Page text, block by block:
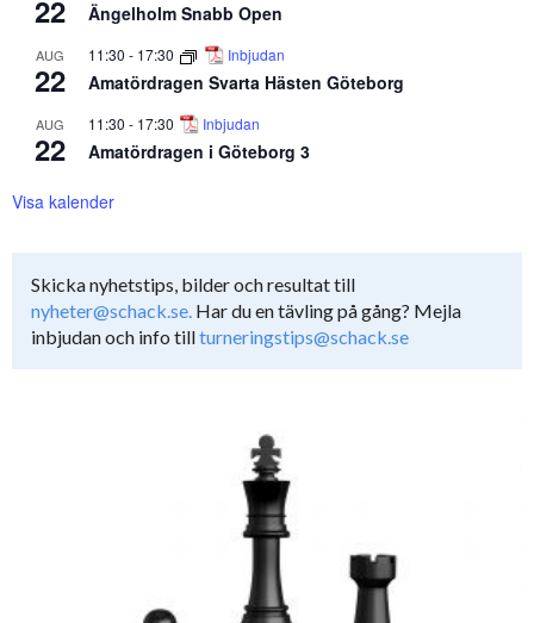
22 Ängelholm Snabb Open
AUG
22
11:30 - 17:30 Inbjudan
Amatördragen Svarta Hästen Göteborg
AUG
22
11:30 - 17:30 Inbjudan
Amatördragen i Göteborg 3
Visa kalender
Skicka nyhetstips, bilder och resultat till
nyheter@schack.se. Har du en tävling på gång? Mejla
inbjudan och info tillturneringstips@schack.se